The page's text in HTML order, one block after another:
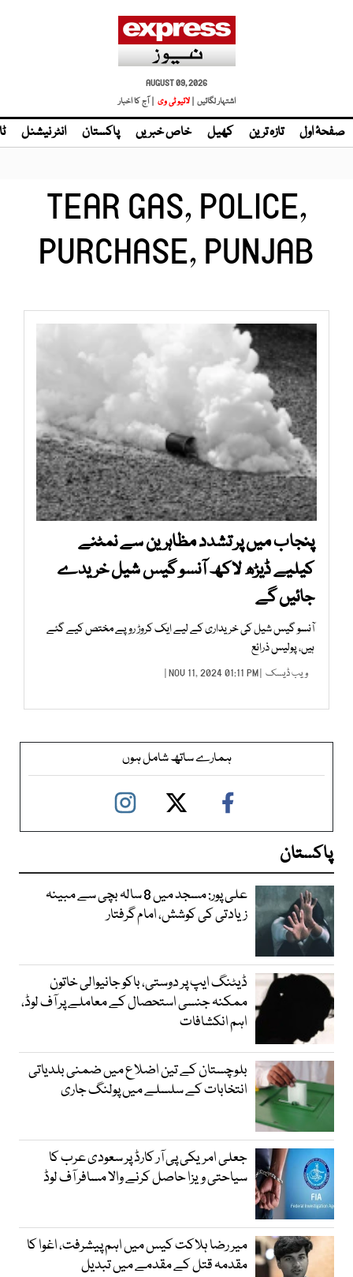
AUGUST 09, 2026
اشتہار لگائیں |
| آج کا اخبار
صفحۂ اول تازہ ترین کھیل خاص خبریں پاکستان انٹر نیشنل
TEAR GAS, POLICE,
PURCHASE, PUNJAB
پنجاب میں پر تشدد مظاہرین سے نمٹنے
کیلیے ڈیڑھ لاکھ آنسو گیس شیل خریدے
جائیں گے
آنسو گیس شیل کی خریداری کے لیے ایک کروڑ روپے مختص کیے گئے
ہیں، پولیس ذرائع
ویب ڈیسک | NOV 11, 2024 01:11 PM |
ہمارے ساتھ شامل ہوں
پاکستان
علی پور: مسجد میں 8 سالہ بچی سے مبینہ
زیادتی کی کوشش، امام گرفتار
ڈیٹنگ ایپ پر دوستی، باکو جانیوالی خاتون
ممکنہ جنسی استحصال کے معاملے پر آف لوڈ،
اہم انکشافات
بلوچستان کے تین اضلاع میں ضمنی بلدیاتی
انتخابات کے سلسلے میں پولنگ جاری
جعلی امریکی پی آر کارڈ پر سعودی عرب کا
سیاحتی ویزا حاصل کرنے والا مسافر آف لوڈ
میر رضا ہلاکت کیس میں اہم پیشرفت، اغوا کا
مقدمہ قتل کے مقدمے میں تبدیل